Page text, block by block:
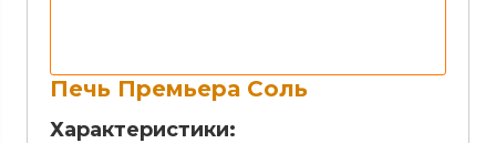
Печь Премьера Соль
Характеристики: